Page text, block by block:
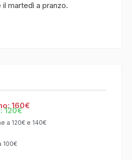
il martedì a pranzo.
160€
120€
a 120€ e 140€
100€